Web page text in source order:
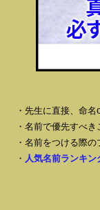
・先生に直接、命
・名前で優先すべ
・名前をつける際
・ 人気名前ランキン